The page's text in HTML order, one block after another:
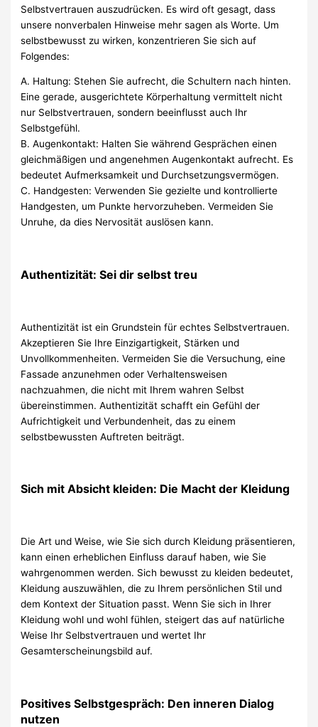
Selbstvertrauen auszudrücken. Es wird oft gesagt, dass
unsere nonverbalen Hinweise mehr sagen als Worte. Um
selbstbewusst zu wirken, konzentrieren Sie sich auf
Folgendes:
A. Haltung: Stehen Sie aufrecht, die Schultern nach hinten.
Eine gerade, ausgerichtete Körperhaltung vermittelt nicht
nur Selbstvertrauen, sondern beeinflusst auch Ihr
Selbstgefühl.
B. Augenkontakt: Halten Sie während Gesprächen einen
gleichmäßigen und angenehmen Augenkontakt aufrecht. Es
bedeutet Aufmerksamkeit und Durchsetzungsvermögen.
C. Handgesten: Verwenden Sie gezielte und kontrollierte
Handgesten, um Punkte hervorzuheben. Vermeiden Sie
Unruhe, da dies Nervosität auslösen kann.
Authentizität: Sei dir selbst treu
Authentizität ist ein Grundstein für echtes Selbstvertrauen.
Akzeptieren Sie Ihre Einzigartigkeit, Stärken und
Unvollkommenheiten. Vermeiden Sie die Versuchung, eine
Fassade anzunehmen oder Verhaltensweisen
nachzuahmen, die nicht mit Ihrem wahren Selbst
übereinstimmen. Authentizität schafft ein Gefühl der
Aufrichtigkeit und Verbundenheit, das zu einem
selbstbewussten Auftreten beiträgt.
Sich mit Absicht kleiden: Die Macht der Kleidung
Die Art und Weise, wie Sie sich durch Kleidung präsentieren,
kann einen erheblichen Einfluss darauf haben, wie Sie
wahrgenommen werden. Sich bewusst zu kleiden bedeutet,
Kleidung auszuwählen, die zu Ihrem persönlichen Stil und
dem Kontext der Situation passt. Wenn Sie sich in Ihrer
Kleidung wohl und wohl fühlen, steigert das auf natürliche
Weise Ihr Selbstvertrauen und wertet Ihr
Gesamterscheinungsbild auf.
Positives Selbstgespräch: Den inneren Dialog
nutzen